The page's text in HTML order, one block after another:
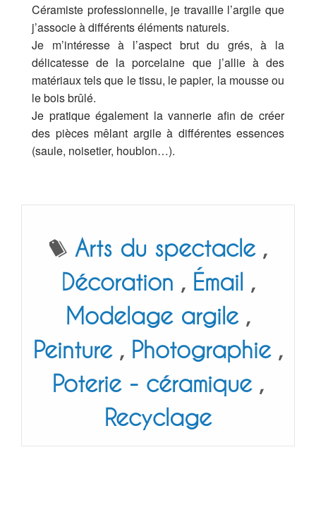
Céramiste professionnelle, je travaille l’argile que
j’associe à différents éléments naturels.
Je m’intéresse à l’aspect brut du grés, à la
délicatesse de la porcelaine que j’allie à des
matériaux tels que le tissu, le papier, la mousse ou
le bois brûlé.
Je pratique également la vannerie afin de créer
des pièces mêlant argile à différentes essences
(saule, noisetier, houblon…).
Arts du spectacle,
Décoration , Émail ,
Modelage argile,
Peinture, Photographie,
Poterie - céramique,
Recyclage